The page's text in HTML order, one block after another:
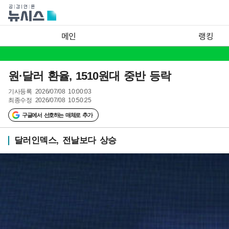
메인 랭킹
원·달러 환율, 1510원대 중반 등락
기사등록 2026/07/08 10:00:03
최종수정 2026/07/08 10:50:25
구글에서 선호하는 매체로 추가
달러인덱스, 전날보다 상승